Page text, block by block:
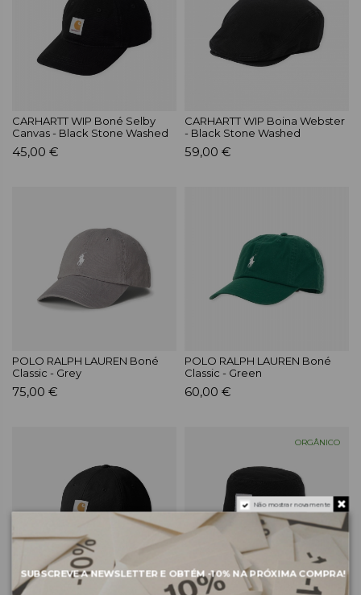
CARHARTT WIP Boné Selby
Canvas - Black Stone Washed
45,00 €
CARHARTT WIP Boina Webster
- Black Stone Washed
59,00 €
POLO RALPH LAUREN Boné
Classic - Grey
75,00 €
POLO RALPH LAUREN Boné
Classic - Green
60,00 €
ORGÂNICO
Não mostrar novamente
SUBSCREVE A NEWSLETTER E OBTÉM -10%NA PRÓXIMA COMPRA!